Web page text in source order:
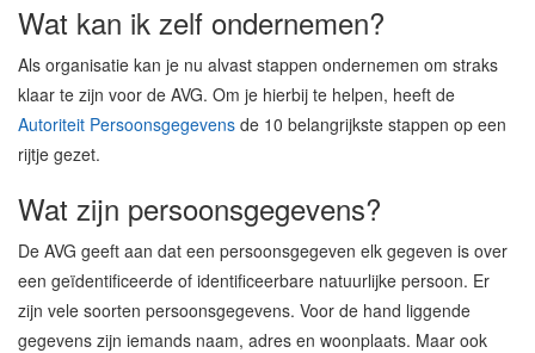
Wat kan ik zelf ondernemen?
Als organisatie kan je nu alvast stappen ondernemen om straks
klaar te zijn voor de AVG. Om je hierbij te helpen, heeft de
Autoriteit Persoonsgegevens de 10 belangrijkste stappen op een
rijtje gezet.
Wat zijn persoonsgegevens?
De AVG geeft aan dat een persoonsgegeven elk gegeven is over
een geïdentificeerde of identificeerbare natuurlijke persoon. Er
zijn vele soorten persoonsgegevens. Voor de hand liggende
gegevens zijn iemands naam, adres en woonplaats. Maar ook